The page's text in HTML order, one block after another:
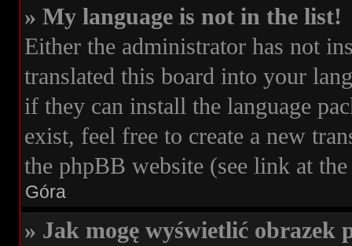
» My language is not in the list!
Either the administrator has not
translated this board into your
if they can install the language
exist, feel free to create a new
the phpBB website (see link at
Góra
» Jak mogę wyświetlić